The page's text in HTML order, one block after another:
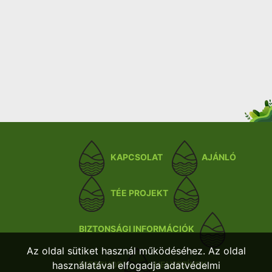
KAPCSOLAT AJÁNLÓ
TÉE PROJEKT
BIZTONSÁGI INFORMÁCIÓK
WEBSHOP HELYSZÍNEK
Az oldal sütiket használ működéséhez. Az oldal
használatával elfogadja adatvédelmi